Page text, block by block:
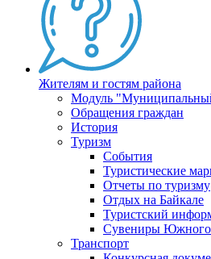
Жителям и гостям района
Модуль
Обращения граждан
История
Туризм
События
Туристические
Отчеты по туризму
Отдых на Байкале
Туристский
Сувениры Южного
Транспорт